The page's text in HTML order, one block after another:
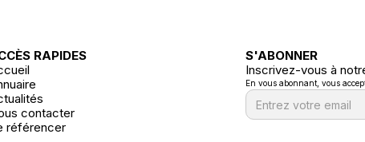
RAPIDES
contacter
référencer
S'ABONNER
Inscrivez-vous à
En vous abonnant, vous